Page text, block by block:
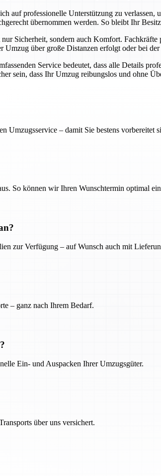
auf professionelle Unterstützung zu
übernommen werden. So bleibt Ihr
Sicherheit, sondern auch Komfort.
über große Distanzen erfolgt oder bei
Service bedeutet, dass alle Details
sein, dass Ihr Umzug reibungslos und ohne
Umzugsservice – damit Sie bestens vorbereitet
So können wir Ihren Wunschtermin optimal
zur Verfügung – auf Wunsch auch mit
– ganz nach Ihrem Bedarf.
Ein- und Auspacken Ihrer Umzugsgüter.
über uns versichert.